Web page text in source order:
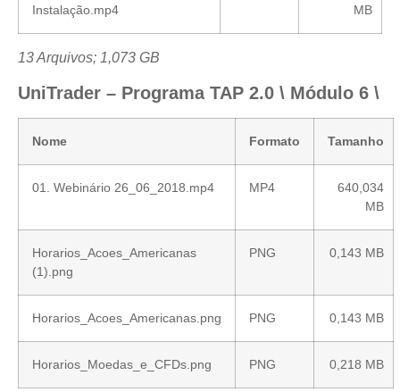
Instalação.mp4
MB
13 Arquivos; 1,073 GB
UniTrader – Programa TAP 2.0 \ Módulo 6 \
Nome Formato Tamanho
01. Webinário 26_06_2018.mp4 MP4
640,034
MB
Horarios_Acoes_Americanas
(1).png
PNG 0,143 MB
Horarios_Acoes_Americanas.png PNG 0,143 MB
Horarios_Moedas_e_CFDs.png PNG 0,218 MB